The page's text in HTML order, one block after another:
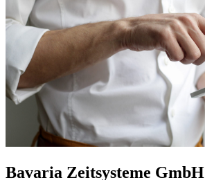
Bavaria Zeitsysteme GmbH